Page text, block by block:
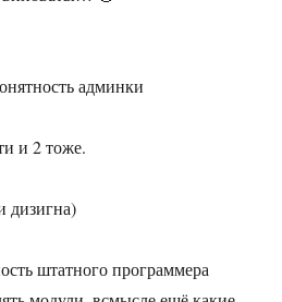
админки
и 2 тоже.
дизигна)
штатного программера